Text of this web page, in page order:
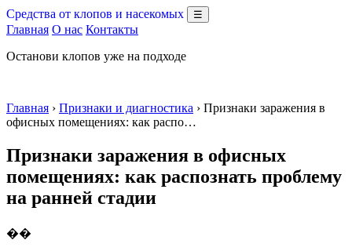
Средства от клопов и насекомых ☰
Главная О нас Контакты
Останови клопов уже на подходе
Главная › Признаки и диагностика › Признаки заражения в
офисных помещениях: как распо…
Признаки заражения в офисных
помещениях: как распознать проблему
на ранней стадии
��